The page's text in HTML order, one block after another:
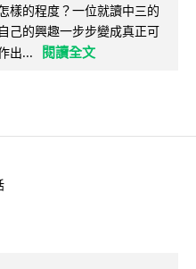
樣的程度？一位就讀中三的
己的興趣一步步變成真正可
出...
閱讀全文